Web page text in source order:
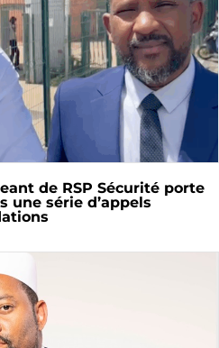
de RSP Sécurité porte
une série d’appels